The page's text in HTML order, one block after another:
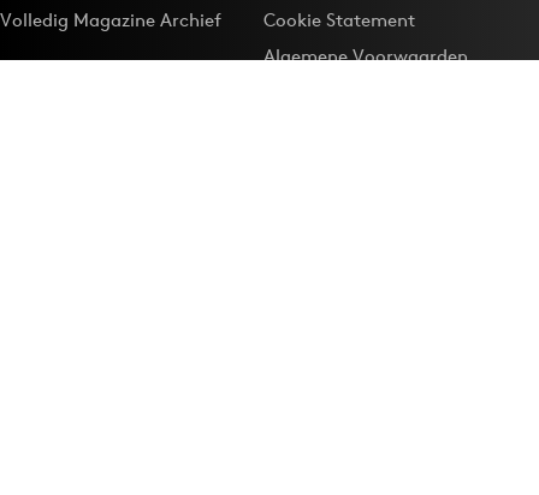
Volledig Magazine Archief
Cookie Statement
Algemene Voorwaarden